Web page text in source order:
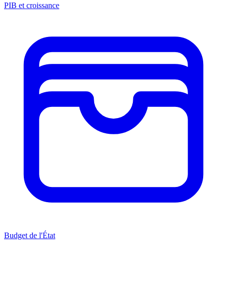
PIB et croissance
Budget de l'État